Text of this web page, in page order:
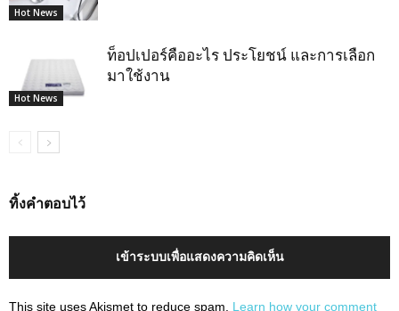
Hot News
Hot News
ท็อปเปอร์คืออะไร ประโยชน์ และการเลือก
มาใช้งาน
ทิ้งคำตอบไว้
เข้าระบบเพื่อแสดงความคิดเห็น
This site uses Akismet to reduce spam. Learn how your comment